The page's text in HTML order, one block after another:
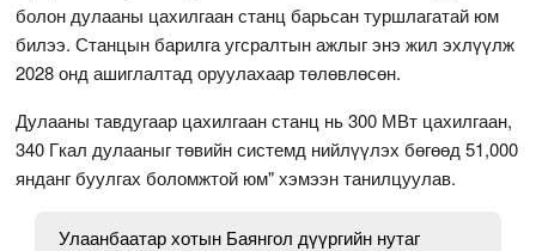
болон дулааны цахилгаан станц барьсан туршлагатай юм
билээ. Станцын барилга угсралтын ажлыг энэ жил эхлүүлж
2028 онд ашиглалтад оруулахаар төлөвлөсөн.
Дулааны тавдугаар цахилгаан станц нь 300 МВт цахилгаан,
340 Гкал дулааныг төвийн системд нийлүүлэх бөгөөд 51,000
янданг буулгах боломжтой юм" хэмээн танилцуулав.
Улаанбаатар хотын Баянгол дүүргийн нутаг